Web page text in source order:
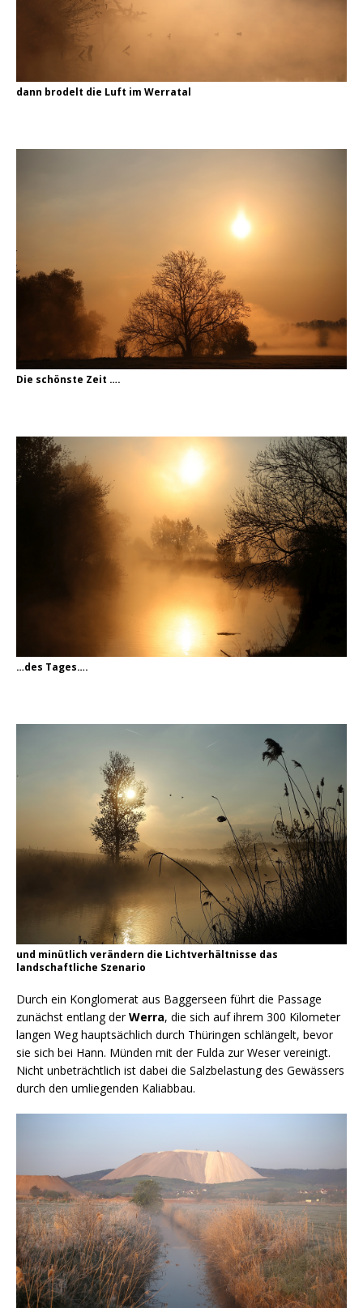
dann brodelt die Luft im Werratal
Die schönste Zeit ….
…des Tages….
und minütlich verändern die Lichtverhältnisse das
landschaftliche Szenario
Durch ein Konglomerat aus Baggerseen führt die Passage
zunächst entlang derWerra, die sich auf ihrem 300 Kilometer
langen Weg hauptsächlich durch Thüringen schlängelt, bevor
sie sich bei Hann. Münden mit der Fulda zur Weser vereinigt.
Nicht unbeträchtlich ist dabei die Salzbelastung des Gewässers
durch den umliegenden Kaliabbau.